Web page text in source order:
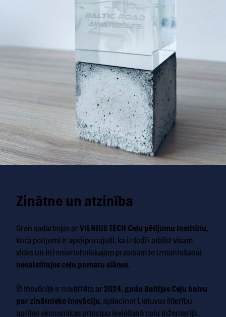
Zinātne un atzinība
Gren sadarbojas arVILNIUS TECH Ceļu pētījumu institūtu,
kura pētījumi ir apstiprinājuši, ka izdedži atbilst visām
vides un inženiertehniskajām prasībām to izmantošanai
nesaistītajos ceļu pamatu slāņos.
Šī inovācija ir novērtēta ar2024. gada Baltijas Ceļu balvu
par zinātnisko inovāciju, apliecinot Lietuvas līderību
aprites ekonomikas principu ieviešanā ceļu inženierijā.